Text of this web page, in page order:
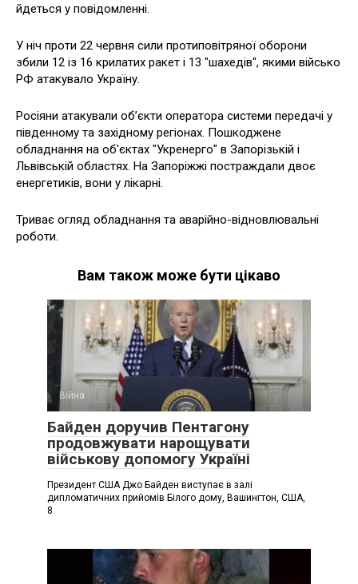
йдеться у повідомленні.
У ніч проти 22 червня сили протиповітряної оборони
збили 12 із 16 крилатих ракет і 13 "шахедів", якими військо
РФ атакувало Україну.
Росіяни атакували об’єкти оператора системи передачі у
південному та західному регіонах. Пошкоджене
обладнання на об'єктах "Укренерго" в Запорізькій і
Львівській областях. На Запоріжжі постраждали двоє
енергетиків, вони у лікарні.
Триває огляд обладнання та аварійно-відновлювальні
роботи.
Вам також може бути цікаво
Війна
Байден доручив Пентагону
продовжувати нарощувати
військову допомогу Україні
Президент США Джо Байден виступає в залі
дипломатичних прийомів Білого дому, Вашингтон, США,
8